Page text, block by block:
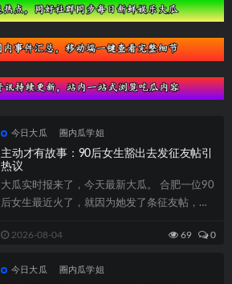
今日大瓜 圈内瓜学姐
主动才有故事：90后女生豁出去发征友帖引
热议
大瓜实时报来了，今天最新大瓜。 合肥一位90
后女生最近火了，就因为她发了条征友帖，配
2026-08-04 69 0
今日大瓜 圈内瓜学姐